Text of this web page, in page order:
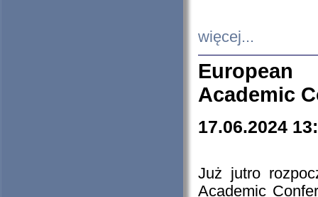
więcej...
European
Academic
17.06.2024
Już jutro
Academic